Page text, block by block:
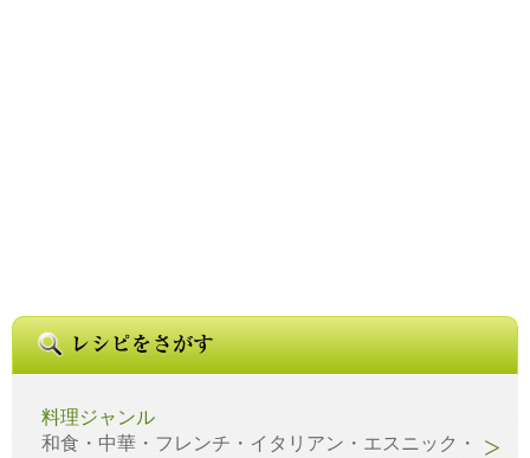
料理ジャンル
和食・中華・フレンチ・イタリアン・エスニック・